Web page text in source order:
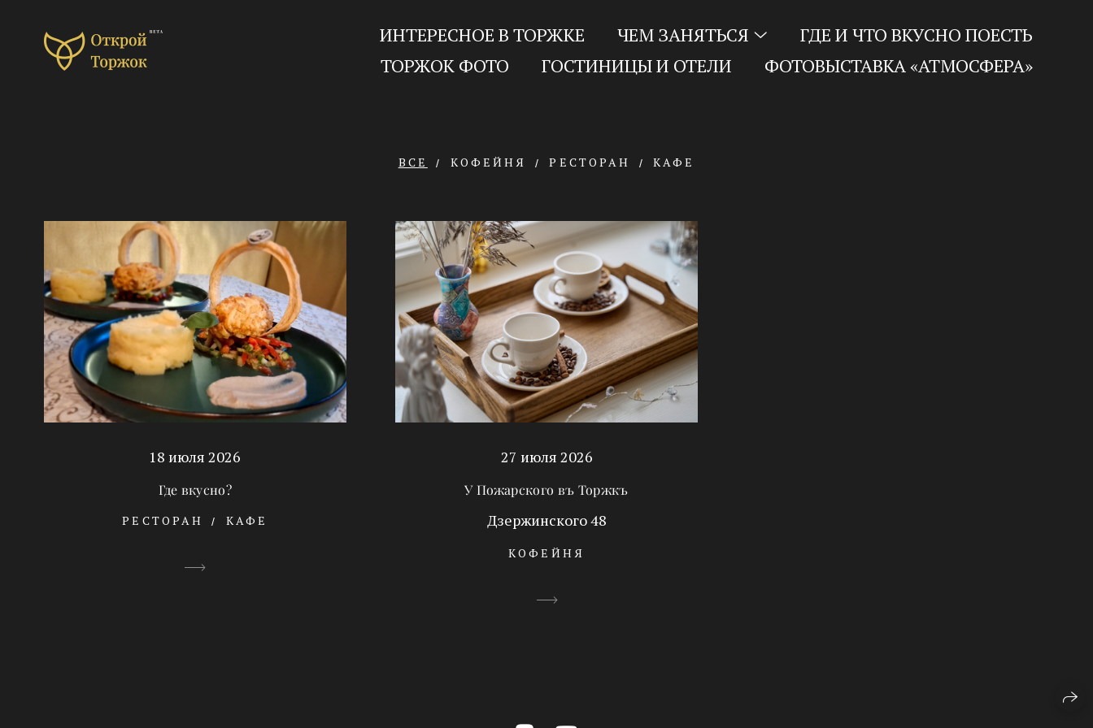
ИНТЕРЕСНОЕ В ТОРЖКЕ ЧЕМ ЗАНЯТЬСЯ
ГДЕ И ЧТО ВКУСНО ПОЕСТЬ
ТОРЖОК ФОТО
ГОСТИНИЦЫ И ОТЕЛИ ФОТОВЫСТАВКА «АТМОСФЕРА»
ВСЕ КОФЕЙНЯ РЕСТОРАН КАФЕ
18 июля 2026
Где вкусно?
РЕСТОРАН КАФЕ
27 июля 2026
У Пожарского въ Торжкъ
Дзержинского 48
КОФЕЙНЯ